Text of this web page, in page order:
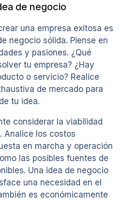
de negocio
una empresa exitosa es
negocio sólida. Piense en
y pasiones. ¿Qué
tu empresa? ¿Hay
o servicio? Realice
de mercado para
tu idea.
considerar la viabilidad
Analice los costos
en marcha y operación
las posibles fuentes de
Una idea de negocio
una necesidad en el
es económicamente